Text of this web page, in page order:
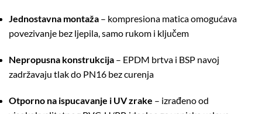
Jednostavna montaža – kompresiona matica omogućava
povezivanje bez ljepila, samo rukom i ključem
Nepropusna konstrukcija – EPDM brtva i BSP navoj
zadržavaju tlak do PN16 bez curenja
Otporno na ispucavanje i UV zrake – izrađeno od